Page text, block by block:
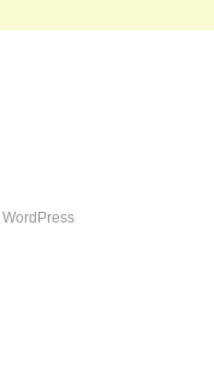
WordPress